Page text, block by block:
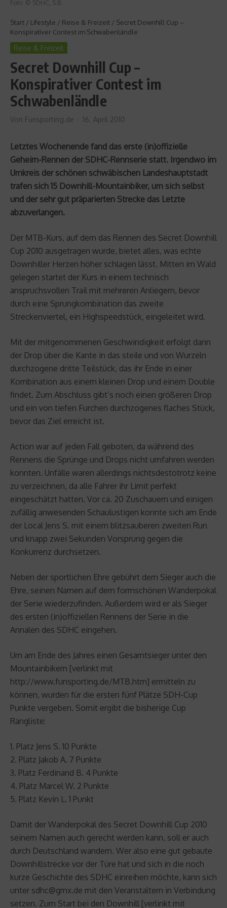
Foto: © SDHC, S.B.
Start / Lifestyle / Reise & Freizeit / Secret Downhill Cup –
Konspirativer Contest im Schwabenländle
Reise & Freizeit
Secret Downhill Cup –
Konspirativer Contest im
Schwabenländle
Von Funsporting.de 16. April 2010
Letztes Wochenende fand das erste (in)offizielle
Geheim-Rennen der SDHC-Rennserie statt. Irgendwo im
Umkreis der schönen schwäbischen Landeshauptstadt
trafen sich 15 Downhill-Mountainbiker, um sich selbst
und der sehr gut präparierten Strecke das Letzte
abzuverlangen.
Der MTB-Kurs, auf dem das Rennen des Secret Downhill
Cup 2010 ausgetragen wurde, bietet alles, was echte
Downhiller Herzen höher schlagen lässt. Mitten im Wald
gelegen startet der Kurs in einem technisch
anspruchsvollen Trail mit mehreren Anliegern, bevor
durch eine Sprungkombination das zweite
Streckenviertel, ein Highspeedstück, eingeleitet wird.
Mit der mitgenommenen Geschwindigkeit erfolgt dann
der Drop über die Kante in das steile und von Wurzeln
durchzogene dritte Teilstück, das ihr Ende in einer
Kombination aus einem kleinen Drop und einem Double
findet. Zum Abschluss gibt’s noch einen größeren Drop
und ein von tiefen Furchen durchzogenes flaches Stück,
bevor das Ziel erreicht ist.
Action war auf jeden Fall geboten, da während des
Rennens die Sprünge und Drops nicht umfahren werden
konnten. Unfälle waren allerdings nichtsdestotrotz keine
zu verzeichnen, da alle Fahrer ihr Limit perfekt
eingeschätzt hatten. Vor ca. 20 Zuschauern und einigen
zufällig anwesenden Schaulustigen konnte sich am Ende
der Local Jens S. mit einem blitzsauberen zweiten Run
und knapp zwei Sekunden Vorsprung gegen die
Konkurrenz durchsetzen.
Neben der sportlichen Ehre gebührt dem Sieger auch die
Ehre, seinen Namen auf dem formschönen Wanderpokal
der Serie wiederzufinden. Außerdem wird er als Sieger
des ersten (in)offiziellen Rennens der Serie in die
Annalen des SDHC eingehen.
Um am Ende des Jahres einen Gesamtsieger unter den
Mountainbikern [verlinkt mit
http://www.funsporting.de/MTB.htm] ermitteln zu
können, wurden für die ersten fünf Plätze SDH-Cup
Punkte vergeben. Somit ergibt die bisherige Cup
Rangliste:
1. Platz Jens S. 10 Punkte
2. Platz Jakob A. 7 Punkte
3. Platz Ferdinand B. 4 Punkte
4. Platz Marcel W. 2 Punkte
5. Platz Kevin L. 1 Punkt
Damit der Wanderpokal des Secret Downhill Cup 2010
seinem Namen auch gerecht werden kann, soll er auch
durch Deutschland wandern. Wer also eine gut gebaute
Downhillstrecke vor der Türe hat und sich in die noch
kurze Geschichte des SDHC einreihen möchte, kann sich
unter sdhc@gmx.de mit den Veranstaltern in Verbindung
setzen. Zum Start bei den Downhill [verlinkt mit